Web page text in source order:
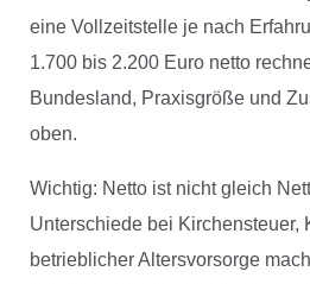
eine Vollzeitstelle je nach
1.700 bis 2.200 Euro netto
Bundesland, Praxisgröße und
oben.
Wichtig: Netto ist nicht gleich
Unterschiede bei Kirchensteuer,
betrieblicher Altersvorsorge